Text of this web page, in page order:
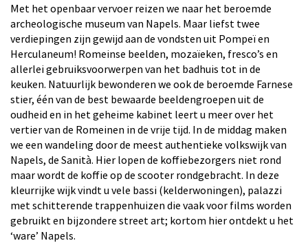
Met het openbaar vervoer reizen we naar het beroemde
archeologische museum van Napels. Maar liefst twee
verdiepingen zijn gewijd aan de vondsten uit Pompeï en
Herculaneum! Romeinse beelden, mozaïeken, fresco’s en
allerlei gebruiksvoorwerpen van het badhuis tot in de
keuken. Natuurlijk bewonderen we ook de beroemde Farnese
stier, één van de best bewaarde beeldengroepen uit de
oudheid en in het geheime kabinet leert u meer over het
vertier van de Romeinen in de vrije tijd. In de middag maken
we een wandeling door de meest authentieke volkswijk van
Napels, de Sanità. Hier lopen de koffiebezorgers niet rond
maar wordt de koffie op de scooter rondgebracht. In deze
kleurrijke wijk vindt u vele bassi (kelderwoningen), palazzi
met schitterende trappenhuizen die vaak voor films worden
gebruikt en bijzondere street art; kortom hier ontdekt u het
‘ware’ Napels.